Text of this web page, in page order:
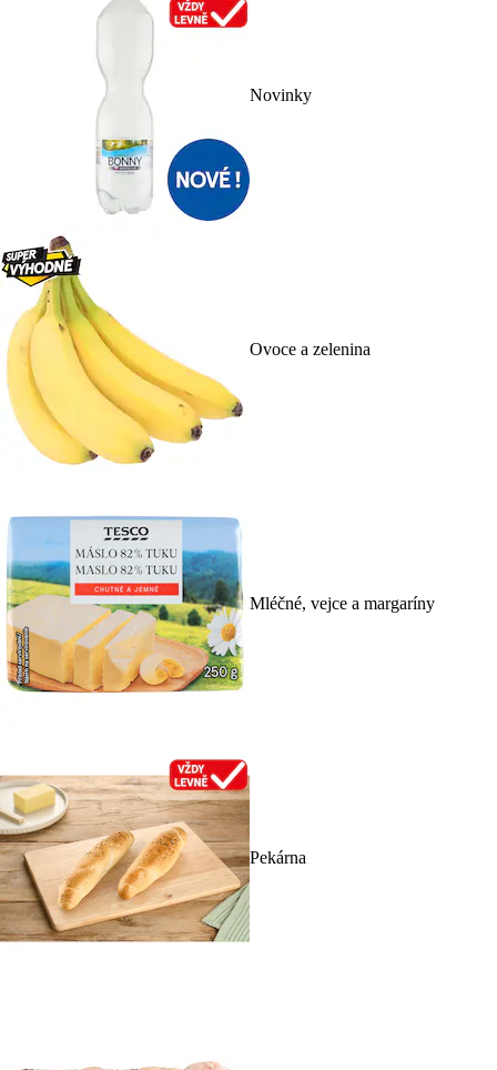
Novinky
Ovoce a zelenina
Mléčné, vejce a margaríny
Pekárna